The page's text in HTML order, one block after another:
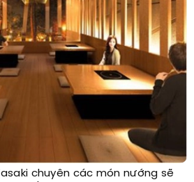
chuyên các món nướng sẽ